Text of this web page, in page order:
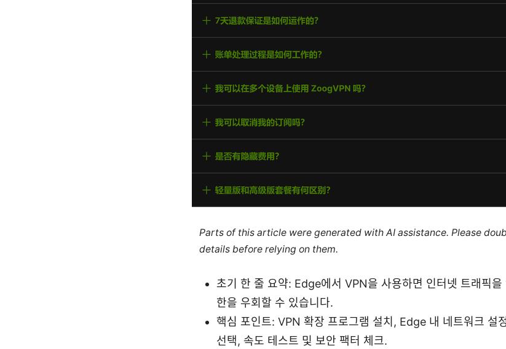
Parts of this article were generated with AI assistance. Please
details before relying on them.
초기 한 줄 요약: Edge에서 VPN을 사용하면 인터넷 트래픽을
한을 우회할 수 있습니다.
핵심 포인트: VPN 확장 프로그램 설치, Edge 내 네트워크 설
선택, 속도 테스트 및 보안 팩터 체크.